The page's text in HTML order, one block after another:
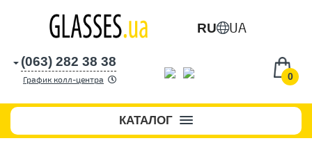
RU UA
0
(063) 282 38 38
График колл-центра
КАТАЛОГ